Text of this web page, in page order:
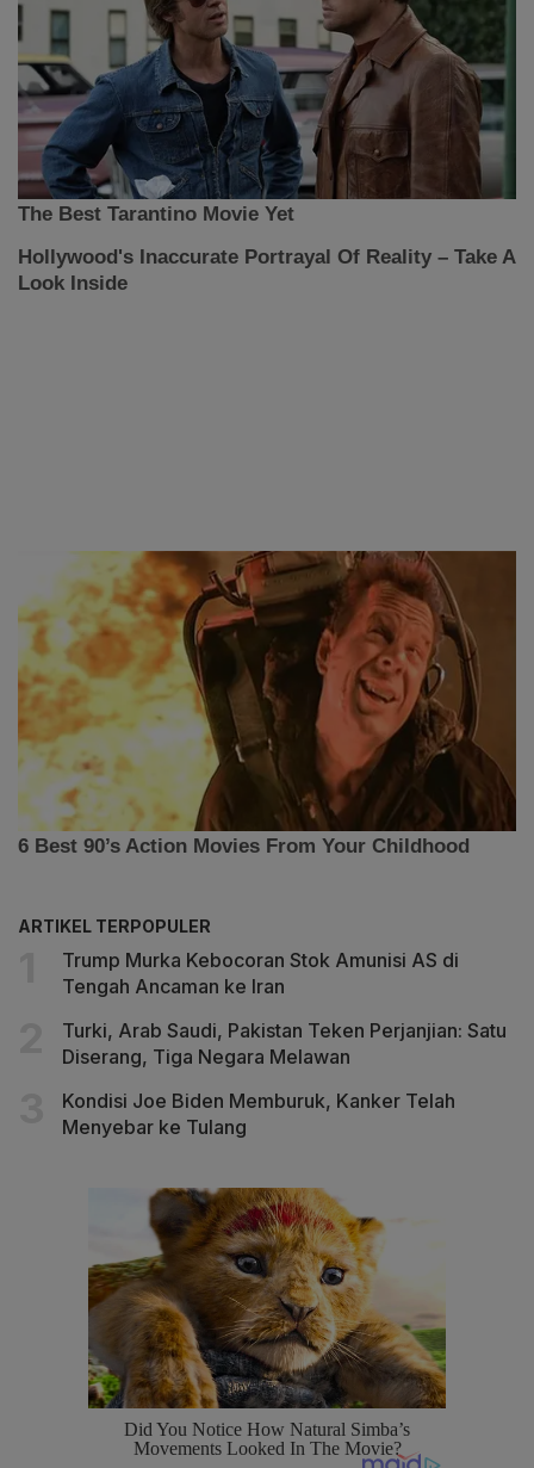
ARTIKEL TERPOPULER
Trump Murka Kebocoran Stok Amunisi AS di
Tengah Ancaman ke Iran
Turki, Arab Saudi, Pakistan Teken Perjanjian: Satu
Diserang, Tiga Negara Melawan
Kondisi Joe Biden Memburuk, Kanker Telah
Menyebar ke Tulang